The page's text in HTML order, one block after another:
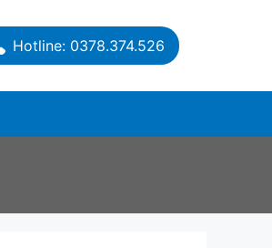
Hotline: 0378.374.526